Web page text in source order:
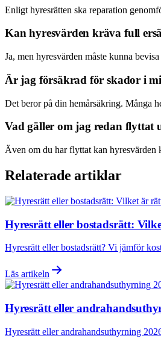
Enligt hyresrätten ska reparation
Kan hyresvärden kräva full
Ja, men hyresvärden måste kunna
Är jag försäkrad för skador i
Det beror på din hemårsäkring. Många
Vad gäller om jag redan flyttat
Även om du har flyttat kan hyresvärden
Relaterade artiklar
Hyresrätt eller bostadsrätt:
Hyresrätt eller bostadsrätt? Vi jämför
Läs artikeln
Hyresrätt eller
Hyresrätt eller andrahandsuthyrning